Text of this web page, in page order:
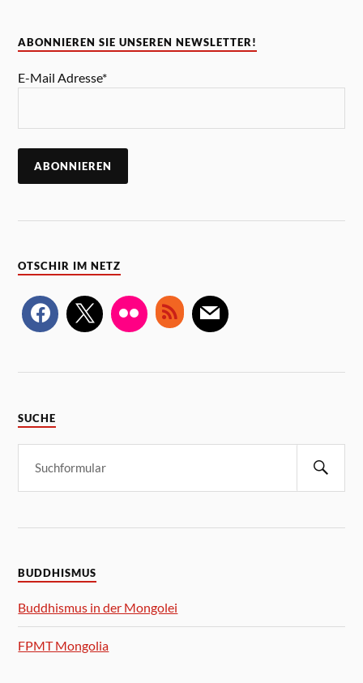
ABONNIEREN SIE UNSEREN NEWSLETTER!
E-Mail Adresse*
OTSCHIR IM NETZ
SUCHE
BUDDHISMUS
Buddhismus in der Mongolei
FPMT Mongolia